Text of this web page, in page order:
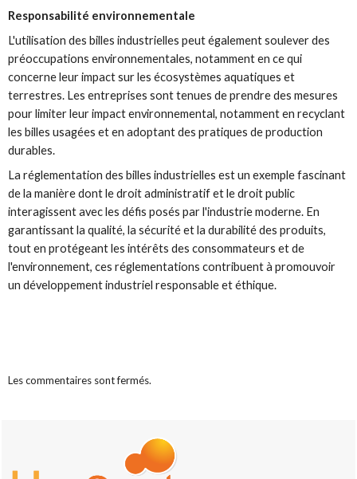
Responsabilité environnementale
L'utilisation des billes industrielles peut également soulever des
préoccupations environnementales, notamment en ce qui
concerne leur impact sur les écosystèmes aquatiques et
terrestres. Les entreprises sont tenues de prendre des mesures
pour limiter leur impact environnemental, notamment en recyclant
les billes usagées et en adoptant des pratiques de production
durables.
La réglementation des billes industrielles est un exemple fascinant
de la manière dont le droit administratif et le droit public
interagissent avec les défis posés par l'industrie moderne. En
garantissant la qualité, la sécurité et la durabilité des produits,
tout en protégeant les intérêts des consommateurs et de
l'environnement, ces réglementations contribuent à promouvoir
un développement industriel responsable et éthique.
Les commentaires sont fermés.